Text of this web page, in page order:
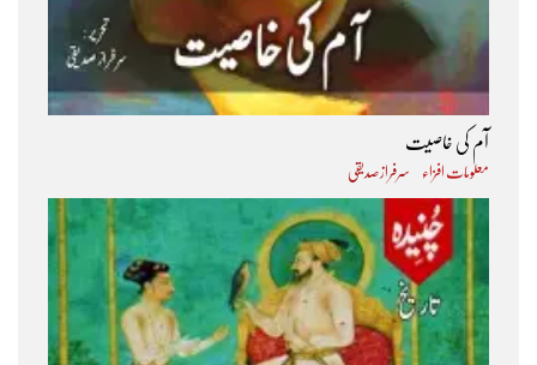
آم کی خاصیت
معلومات افزاء سرفراز صدیقی